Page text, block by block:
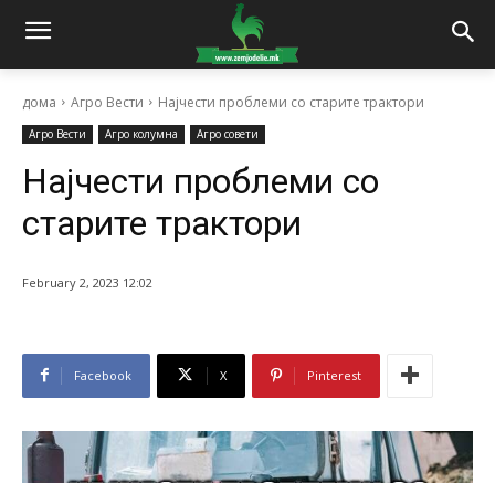
дома Агро Вести Најчести проблеми со старите трактори
Агро Вести Агро колумна Агро совети
Најчести проблеми со
старите трактори
February 2, 2023 12:02
Facebook X Pinterest